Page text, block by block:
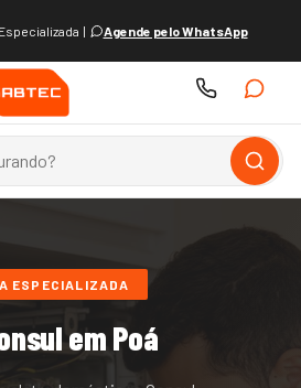
| Agende pelo WhatsApp
ESPECIALIZADA
em Poá